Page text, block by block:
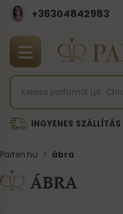
+36304842983
INGYENES SZÁLLÍTÁS
Parfen.hu > ábra
ÁBRA